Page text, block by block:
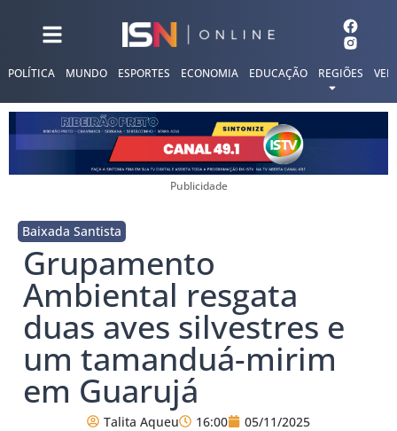
POLÍTICA MUNDO ESPORTES ECONOMIA EDUCAÇÃO REGIÕES
Publicidade
Baixada Santista
Grupamento
Ambiental resgata
duas aves silvestres e
um tamanduá-mirim
em Guarujá
Talita Aqueu 16:00 05/11/2025